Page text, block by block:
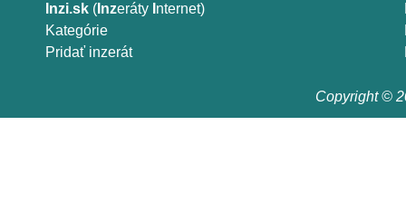
Inzi.sk ( Inzeráty nternet)
Kategórie
Pridať inzerát
Copyright ©